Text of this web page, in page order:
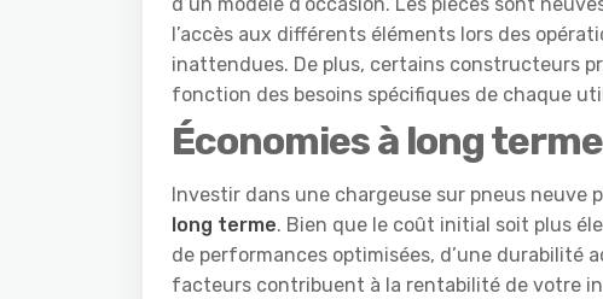
l’accès aux différents éléments lors des
inattendues. De plus, certains constructeurs
fonction des besoins spécifiques de chaque
Économies à long terme
Investir dans une chargeuse sur pneus neuve
long terme. Bien que le coût initial soit plus
de performances optimisées, d’une durabilité
facteurs contribuent à la rentabilité de votre